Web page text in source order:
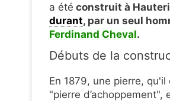
a été construit à
durant, par un seul
Ferdinand Cheval.
Débuts de la
En 1879, une pierre,
"pierre d’achoppement",